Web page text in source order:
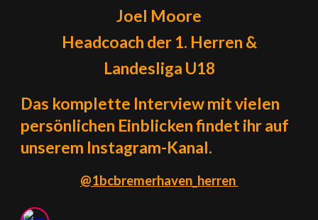
Joel Moore
Headcoach der 1. Herren &
Landesliga U18
Das komplette Interview mit vielen
persönlichen Einblicken findet ihr auf
unserem Instagram-Kanal.
@1bcbremerhaven_herren